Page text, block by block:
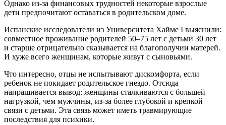
Однако из-за финансовых трудностей некоторые взрослые
дети предпочитают оставаться в родительском доме.
Испанские исследователи из Университета Хайме I выяснили:
совместное проживание родителей 50–75 лет с детьми 30 лет
и старше отрицательно сказывается на благополучии матерей.
И хуже всего женщинам, которые живут с сыновьями.
Что интересно, отцы не испытывают дискомфорта, если
ребенок не покидает родительское гнездо. Отсюда
напрашивается вывод: женщины сталкиваются с большей
нагрузкой, чем мужчины, из-за более глубокой и крепкой
связи с детьми. Эта связь может иметь травмирующие
последствия для психики.